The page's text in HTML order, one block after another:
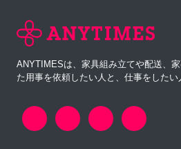
ANYTIMESは、家具組み立てや配送、
た用事を依頼したい人と、仕事をしたい